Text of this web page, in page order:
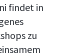
findet in
zu